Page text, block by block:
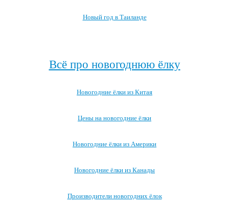
Новый год в Таиланде
Всё про новогоднюю ёлку
Новогодние ёлки из Китая
Цены на новогодние ёлки
Новогодние ёлки из Америки
Новогодние ёлки из Канады
Производители новогодних ёлок